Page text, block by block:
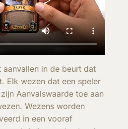
aanvallen in de beurt dat
Elk wezen dat een speler
Aanvalswaarde toe aan
Wezens worden
in een vooraf